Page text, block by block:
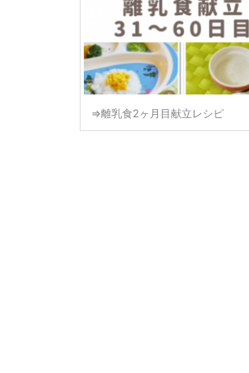
⇒離乳食2ヶ月目献立レシピ